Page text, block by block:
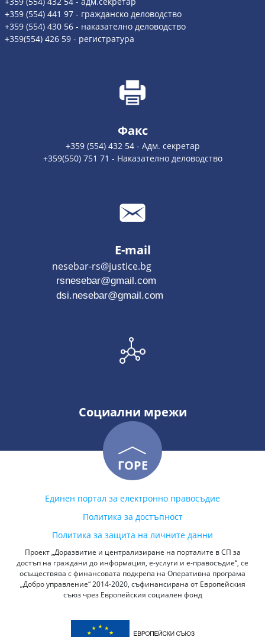
+359 (554) 441 97 - гражданско деловодство
+359 (554) 430 56 - наказателно деловодство
+359(554) 426 59 - регистратура
Факс
+359 (554) 432 54 - Адм. секретар
+359(550) 751 71 - Наказателно деловодство
E-mail
nesebar-rs@justice.bg
rsnesebar@gmail.com
dsi.nesebar@gmail.com
Социални мрежи
ГОРЕ
Единен портал за електронно правосъдие
Политика за достъпност
Политика за защита на личните данни
Проект „Доразвитие и централизиране на порталите в СП за
достъп на граждани до информация, е-услуги и е-правосъдие“, се
осъществява с финансовата подкрепа на Оперативна програма
„Добро управление“ 2014-2020, съфинансирана от Европейския
съюз чрез Европейския социален фонд